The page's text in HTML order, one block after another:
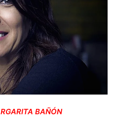
BAÑÓN